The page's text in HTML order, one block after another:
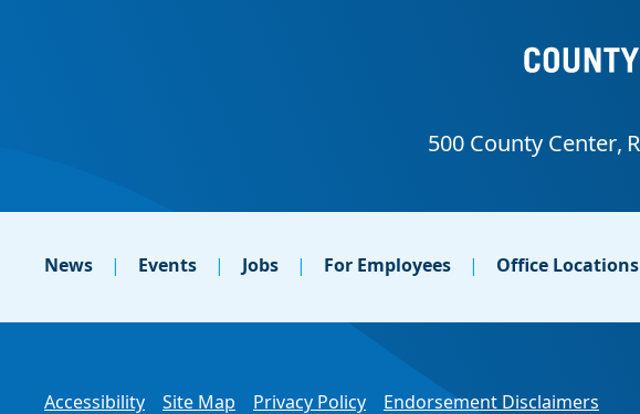
News Events Jobs For Employees Office Locations
Accessibility Site Map Privacy Policy Endorsement Disclaimers